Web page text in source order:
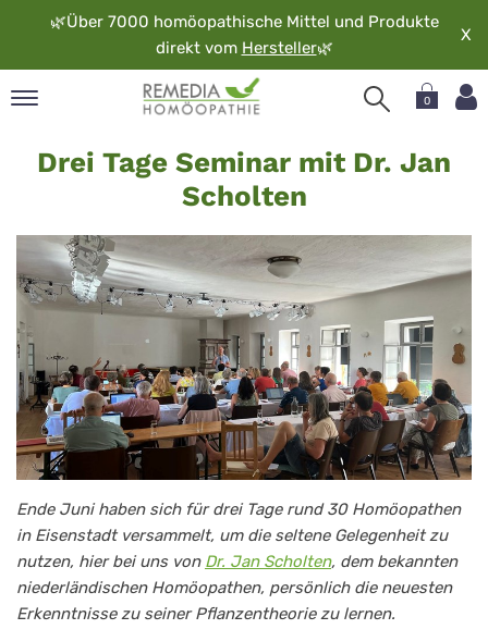
🌿Über 7000 homöopathische Mittel und Produkte
direkt vom Hersteller🌿
X
0
Tage
mit
Jan
Scholten
Drei Tage Seminar mit Dr. Jan
Scholten
Ende Juni haben sich für drei Tage rund 30 Homöopathen
in Eisenstadt versammelt, um die seltene Gelegenheit zu
nutzen, hier bei uns von Dr. Jan Scholten, dem bekannten
niederländischen Homöopathen, persönlich die neuesten
Erkenntnisse zu seiner Pflanzentheorie zu lernen.